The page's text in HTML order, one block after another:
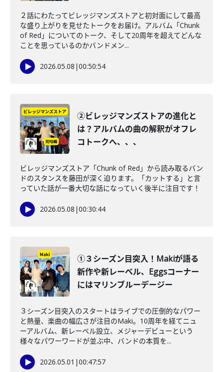
２話にわたってビレッジマンズストアと初対面にして最高
な盛り上がりを見せたトークをお届け。アルバム「Chunk
of Red」についてのトーク、そして20周年を超えてどんな
ことを思っているのかバンドメン...
2026.05.08 |00:50:54
②ビレッジマンズストアの進化と
は？アルバムの曲の解釈がオフレ
コトークへ、、、
ビレッジマンズストア「Chunk of Red」から読み取るバン
ドのスタンスを藤田が深く迫ります。「カットする」と言
っていた話が一番大切な話になっていく後半に注目です！
2026.05.08 |00:30:44
①３シーズン目突入！Makiが語る
新作や新レーベル、Eggsコーナー
にはマリンブルーデージー
３シーズン目突入のスタートはライブでの圧倒的なパワー
と熱量、楽曲の幅広さが注目のMaki。10周年を経てニュ
ーアルバム、新レーベル設立、メジャーデビューという
様々なパワーワードが並ぶ中、バンドの本質を...
2026.05.01 |00:47:57